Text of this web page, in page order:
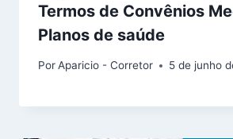
Termos de Convênios
Planos de saúde
PorAparicio - Corretor 5 de junho